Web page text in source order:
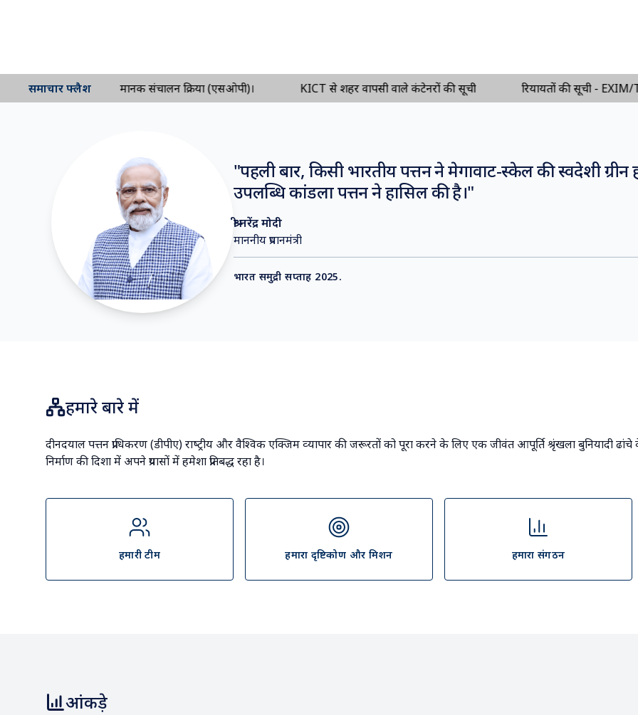
समाचार फ्लैश
बंदरगाहों के लिए मानक संचालन प्रक्रिया (एसओपी)। KICT से शहर वापसी वाले कंटेनरों की सूची रियायतों की सूची - EXIM/TP
"पहली बार, किसी भारतीय पत्तन ने मेगावाट-स्केल की स्वदेशी
उपलब्धि कांडला पत्तन ने हासिल की है।"
श्री नरेंद्र मोदी
माननीय प्रधानमंत्री
भारत समुद्री सप्ताह 2025.
हमारे बारे में
दीनदयाल पत्तन प्राधिकरण (डीपीए) राष्‍ट्रीय और वैश्विक एक्जिम व्‍यापार की जरूरतों को पूरा करने के लिए एक जीवंत आपूर्ति श्रृंखला बुनियादी
निर्माण की दिशा में अपने प्रयासों में हमेशा प्रतिबद्ध रहा है।
हमारी टीम हमारा दृष्टिकोण और मिशन हमारा संगठन
आंकड़े